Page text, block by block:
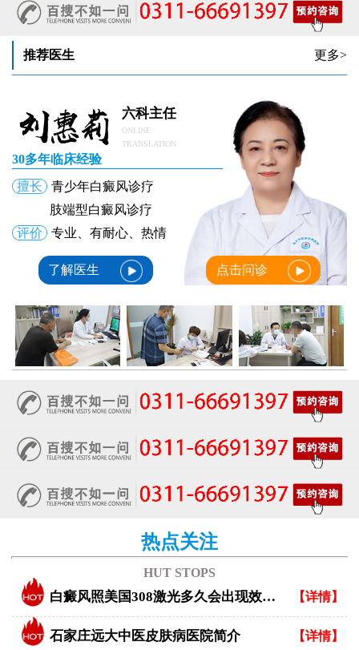
推荐医生 更多>
六科主任
ONLINE
TRANSLATION
30多年临床经验
擅长
青少年白癜风诊疗
肢端型白癜风诊疗
评价
专业、有耐心、热情
了解医生 点击问诊
热点关注
HUT STOPS
白癜风照美国308激光多久会出现效果？ 【详情】
石家庄远大中医皮肤病医院简介 【详情】